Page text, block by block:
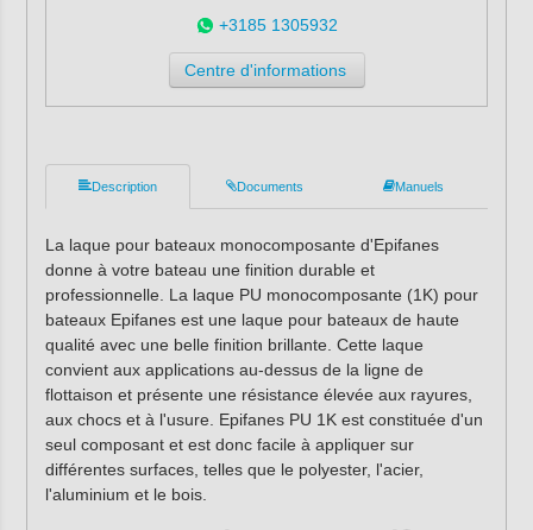
+3185 1305932
Centre d'informations
Description Documents Manuels
La laque pour bateaux monocomposante d'Epifanes
donne à votre bateau une finition durable et
professionnelle. La laque PU monocomposante (1K) pour
bateaux Epifanes est une laque pour bateaux de haute
qualité avec une belle finition brillante. Cette laque
convient aux applications au-dessus de la ligne de
flottaison et présente une résistance élevée aux rayures,
aux chocs et à l'usure. Epifanes PU 1K est constituée d'un
seul composant et est donc facile à appliquer sur
différentes surfaces, telles que le polyester, l'acier,
l'aluminium et le bois.